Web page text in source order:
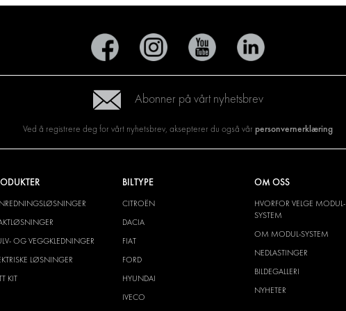
Abonner på vårt nyhetsbrev
Ved å registrere deg for vårt nyhetsbrev, aksepterer du også vår personvernerklæring
OG VEGGKLEDNINGER
LØSNINGER
KIT
BILTYPE
CITROËN
DACIA
FIAT
FORD
HYUNDAI
IVECO
OM OSS
HVORFOR VELGE MODUL-
SYSTEM
OM MODUL-SYSTEM
NEDLASTINGER
BILDEGALLERI
NYHETER